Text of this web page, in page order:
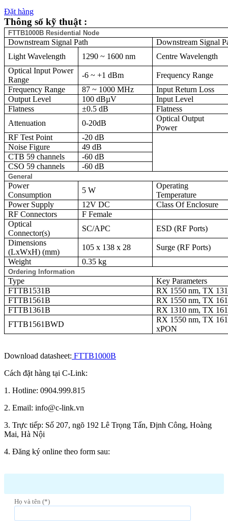
Đặt hàng
Thông số kỹ thuật:
FTTB1000B Residential Node
Downstream Signal Path
Downstream Signal
Light Wavelength
1290 ~ 1600 nm
Centre Wavelength
Optical Input Power
Range
-6 ~ +1 dBm
Frequency Range
Frequency Range
87 ~ 1000 MHz
Input Return Loss
Output Level
100 dBµV
Input Level
Flatness
±0.5 dB
Flatness
Attenuation
0-20dB
Optical Output
Power
RF Test Point
-20 dB
Noise Figure
49 dB
CTB 59 channels
-60 dB
CSO 59 channels
-60 dB
General
Power
Consumption
5 W
Operating
Temperature
Power Supply
12V DC
Class Of Enclosure
RF Connectors
F Female
Optical
Connector(s)
SC/APC
ESD (RF Ports)
Dimensions
(LxWxH) (mm)
105 x 138 x 28
Surge (RF Ports)
Weight
0.35 kg
Ordering Information
Type
Key Parameters
FTTB1531B
RX 1550 nm, TX
FTTB1561B
RX 1550 nm, TX
FTTB1361B
RX 1310 nm, TX
FTTB1561BWD
RX 1550 nm, TX
xPON
Download datasheet: FTTB1000B
Cách đặt hàng tại C-Link:
1. Hotline: 0904.999.815
2. Email: info@c-link.vn
3. Trực tiếp: Số 207, ngõ 192 Lê Trọng Tấn, Định Công, Hoàng
Mai, Hà Nội
4. Đăng ký online theo form sau:
Họ và tên (*)